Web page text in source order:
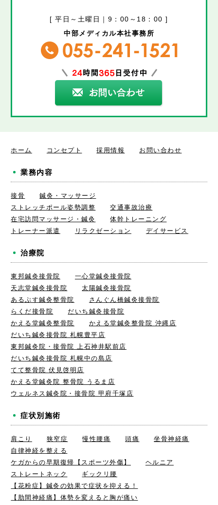
[ 平日～土曜日｜9：00～18：00 ]
中部メディカル本社事務所
ホーム コンセプト 採用情報 お問い合わせ
業務内容
接骨
鍼灸・マッサージ
ストレッチポール姿勢調整
交通事故治療
在宅訪問マッサージ・鍼灸
体幹トレーニング
トレーナー派遣
リラクゼーション デイサービス
治療院
東邦鍼灸接骨院
一心堂鍼灸接骨院
天志堂鍼灸接骨院
太陽鍼灸接骨院
あるぷす鍼灸整骨院
さんぐん橋鍼灸接骨院
らくだ接骨院
だいち鍼灸接骨院
かえる堂鍼灸整骨院
かえる堂鍼灸整骨院 沖縄店
だいち鍼灸接骨院 札幌豊平店
東邦鍼灸院・接骨院 上石神井駅前店
だいち鍼灸接骨院 札幌中の島店
てて整骨院 伏見啓明店
かえる堂鍼灸院 整骨院 うるま店
ウェルネス鍼灸院・接骨院 甲府千塚店
症状別施術
肩こり 狭窄症 慢性腰痛 頭痛
坐骨神経痛
自律神経を整える
ケガからの早期復帰【スポーツ外傷】
ヘルニア
ストレートネック
ギックリ腰
【花粉症】鍼灸の効果で症状を抑える！
【肋間神経痛】体勢を変えると胸が痛い